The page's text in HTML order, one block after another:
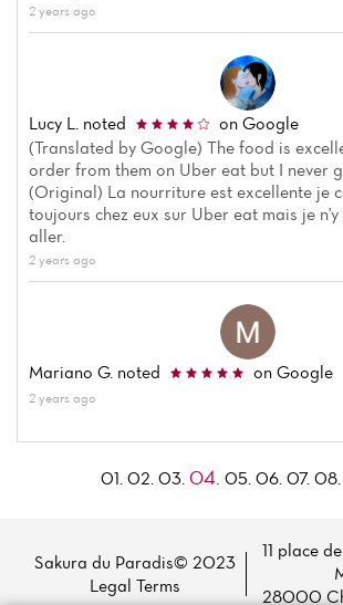
2 years ago
Lucy L. noted
on Google
(Translated by Google) The food is
order from them on Uber eat but I never
(Original) La nourriture est excellente je
toujours chez eux sur Uber eat mais je
aller.
2 years ago
Mariano G. noted on Google
2 years ago
01. 02. 03. 04. 05. 06. 07. 08.
Sakura du Paradis© 2023
Legal Terms
11 place
28000